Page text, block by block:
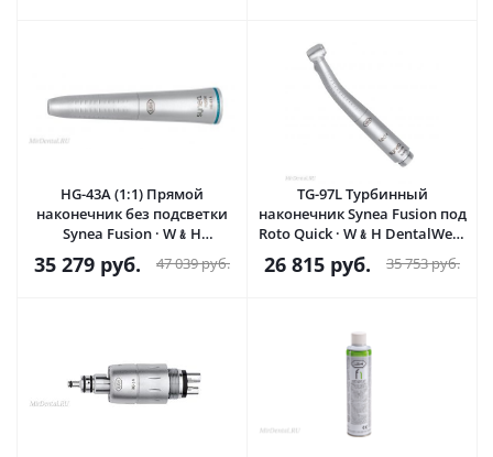
НG-43А (1:1) Прямой
наконечник без подсветки
Synea Fusion · W﹠H
DentalWerk (Австрия)
35 279 руб. 47 039руб.
TG-97L Турбинный
наконечник Synea Fusion под
Roto Quick · W﹠H DentalWerk
(Австрия)
26 815 руб. 35 753руб.